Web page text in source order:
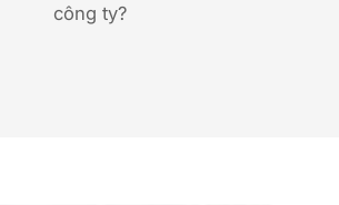
công ty?